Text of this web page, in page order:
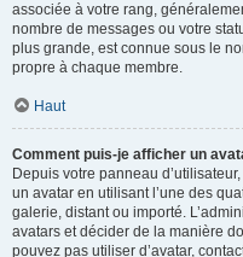
associée à votre rang,
nombre de messages ou votre
plus grande, est connue sous le
propre à chaque membre.
Haut
Comment puis-je afficher un
Depuis votre panneau
un avatar en utilisant l’une des
galerie, distant ou importé.
avatars et décider de la manière
pouvez pas utiliser d’avatar,